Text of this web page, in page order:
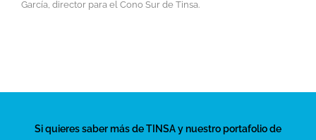
García, director para el Cono Sur de Tinsa.
Si quieres saber más de TINSA y nuestro portafolio de